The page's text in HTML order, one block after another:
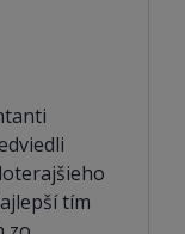
tím